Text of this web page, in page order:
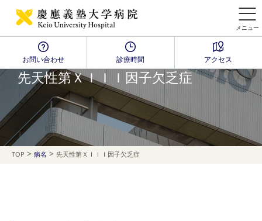
メニュー
お問い合わせ 診療時間 アクセス
Disease Name Search
先天性第ＸＩＩＩ因子欠乏症
TOP > 病名 > 先天性第ＸＩＩＩ因子欠乏症